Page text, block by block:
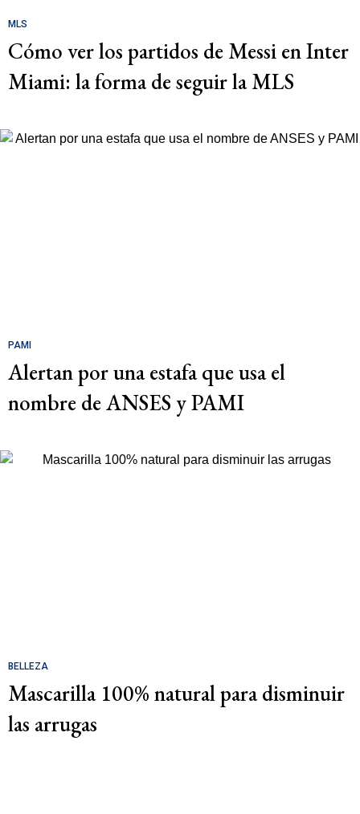
MLS
Cómo ver los partidos de Messi en Inter
Miami: la forma de seguir la MLS
PAMI
Alertan por una estafa que usa el
nombre de ANSES y PAMI
BELLEZA
Mascarilla 100% natural para disminuir
las arrugas